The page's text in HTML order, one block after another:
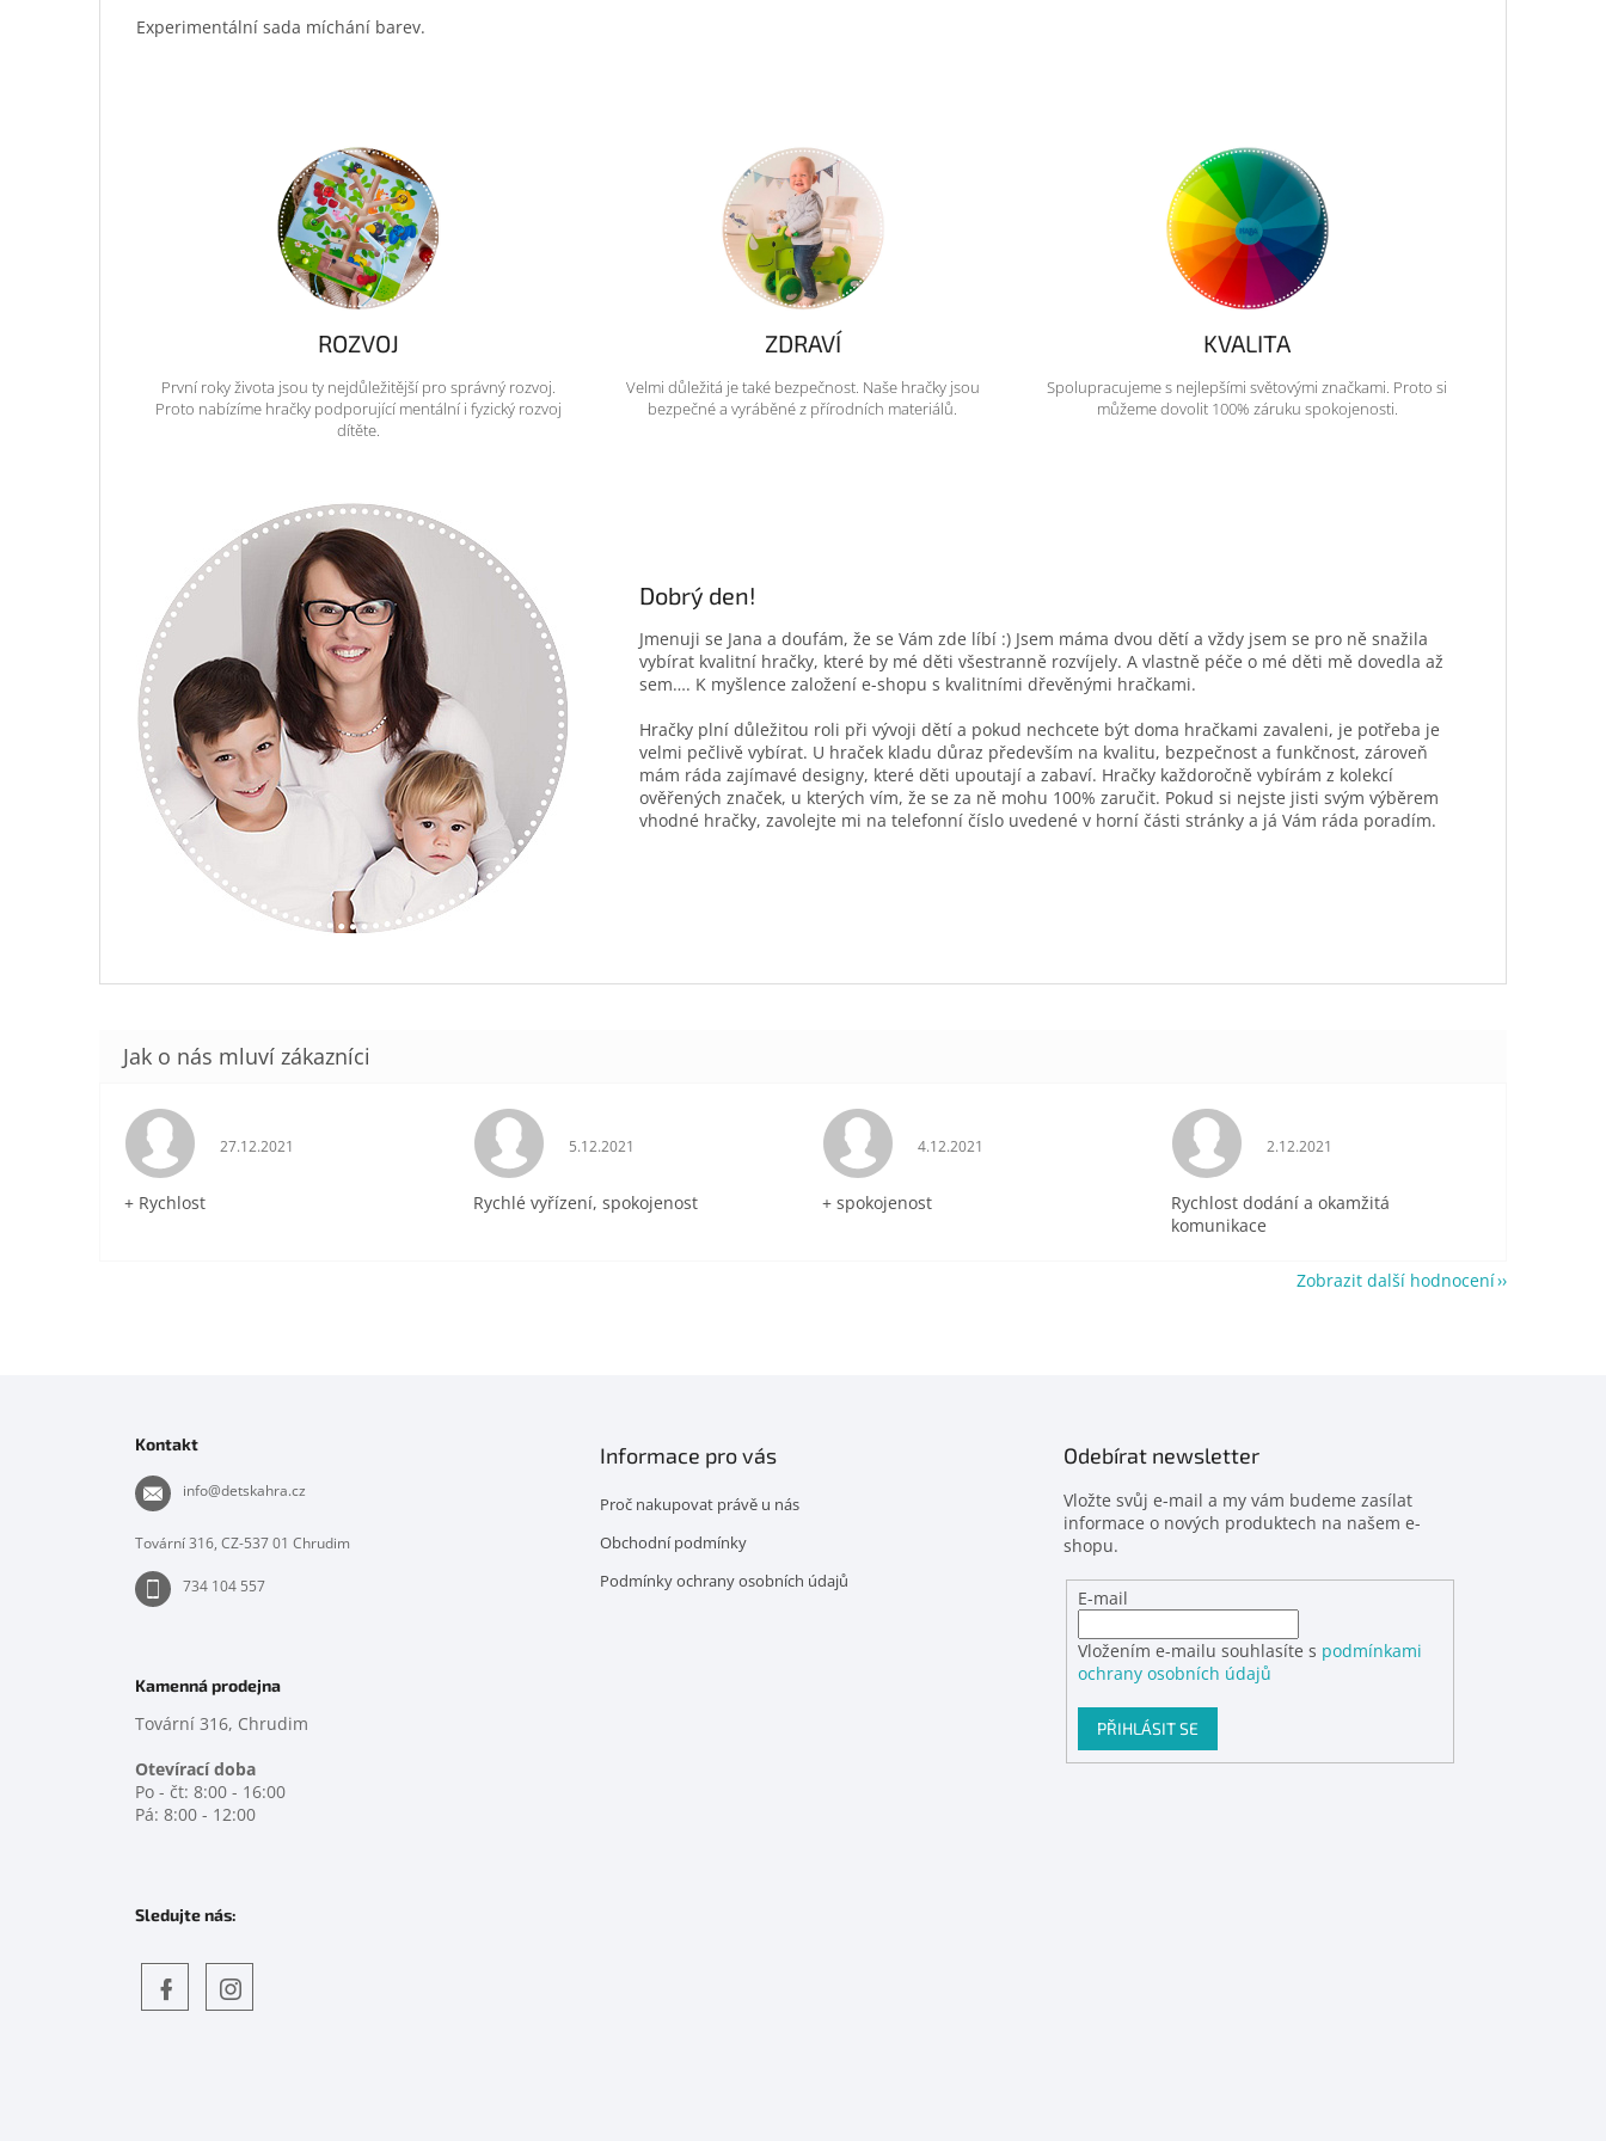
Experimentální sada míchání barev.
ROZVOJ
První roky života jsou ty nejdůležitější pro správný rozvoj.
Proto nabízíme hračky podporující mentální i fyzický rozvoj
dítěte.
ZDRAVÍ
Velmi důležitá je také bezpečnost. Naše hračky jsou
bezpečné a vyráběné z přírodních materiálů.
KVALITA
Spolupracujeme s nejlepšími světovými značkami. Proto si
můžeme dovolit 100% záruku spokojenosti.
Dobrý den!
Jmenuji se Jana a doufám, že se Vám zde líbí :) Jsem máma dvou dětí a vždy jsem se pro ně snažila
vybírat kvalitní hračky, které by mé děti všestranně rozvíjely. A vlastně péče o mé děti mě dovedla až
sem…. K myšlence založení e-shopu s kvalitními dřevěnými hračkami.
Hračky plní důležitou roli při vývoji dětí a pokud nechcete být doma hračkami zavaleni, je potřeba je
velmi pečlivě vybírat. U hraček kladu důraz především na kvalitu, bezpečnost a funkčnost, zároveň
mám ráda zajímavé designy, které děti upoutají a zabaví. Hračky každoročně vybírám z kolekcí
ověřených značek, u kterých vím, že se za ně mohu 100% zaručit. Pokud si nejste jisti svým výběrem
vhodné hračky, zavolejte mi na telefonní číslo uvedené v horní části stránky a já Vám ráda poradím.
Hodnocení obchodu je 5 z 5 hvězdiček.
27.12.2021
+ Rychlost
Hodnocení obchodu je 5 z 5 hvězdiček.
5.12.2021
Rychlé vyřízení, spokojenost
Hodnocení obchodu je 5 z 5 hvězdiček.
4.12.2021
+ spokojenost
Hodnocení obchodu je 5 z 5 hvězdiček.
2.12.2021
Rychlost dodání a okamžitá
komunikace
Zobrazit další hodnocení
Kontakt
info@detskahra.cz
Tovární 316, CZ-537 01 Chrudim
734 104 557
Kamenná prodejna
Tovární 316, Chrudim
Otevírací doba
Po - čt: 8:00 - 16:00
Pá: 8:00 - 12:00
Sledujte nás:
Informace pro vás
Proč nakupovat právě u nás
Obchodní podmínky
Podmínky ochrany osobních údajů
Odebírat newsletter
Vložte svůj e-mail a my vám budeme zasílat
informace o nových produktech na našem e-
shopu.
E-mail
Vložením e-mailu souhlasíte s podmínkami
ochrany osobních údajů
PŘIHLÁSIT SE